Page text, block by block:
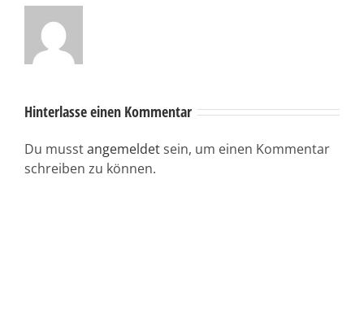
Hinterlasse einen Kommentar
Du musstangemeldetsein, um einen Kommentar
schreiben zu können.